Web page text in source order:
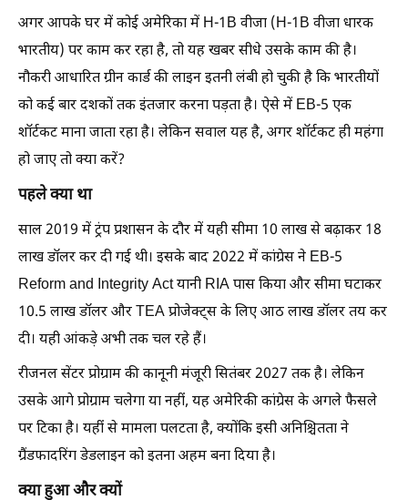
अगर आपके घर में कोई अमेरिका में H-1B वीजा (H-1B वीजा धारक
भारतीय) पर काम कर रहा है, तो यह खबर सीधे उसके काम की है।
नौकरी आधारित ग्रीन कार्ड की लाइन इतनी लंबी हो चुकी है कि भारतीयों
को कई बार दशकों तक इंतजार करना पड़ता है। ऐसे में EB-5 एक
शॉर्टकट माना जाता रहा है। लेकिन सवाल यह है, अगर शॉर्टकट ही महंगा
हो जाए तो क्या करें?
पहले क्या था
साल 2019 में ट्रंप प्रशासन के दौर में यही सीमा 10 लाख से बढ़ाकर 18
लाख डॉलर कर दी गई थी। इसके बाद 2022 में कांग्रेस ने EB-5
Reform and Integrity Act यानी RIA पास किया और सीमा घटाकर
10.5 लाख डॉलर और TEA प्रोजेक्ट्स के लिए आठ लाख डॉलर तय कर
दी। यही आंकड़े अभी तक चल रहे हैं।
रीजनल सेंटर प्रोग्राम की कानूनी मंजूरी सितंबर 2027 तक है। लेकिन
उसके आगे प्रोग्राम चलेगा या नहीं, यह अमेरिकी कांग्रेस के अगले फैसले
पर टिका है। यहीं से मामला पलटता है, क्योंकि इसी अनिश्चितता ने
ग्रैंडफादरिंग डेडलाइन को इतना अहम बना दिया है।
क्या हुआ और क्यों